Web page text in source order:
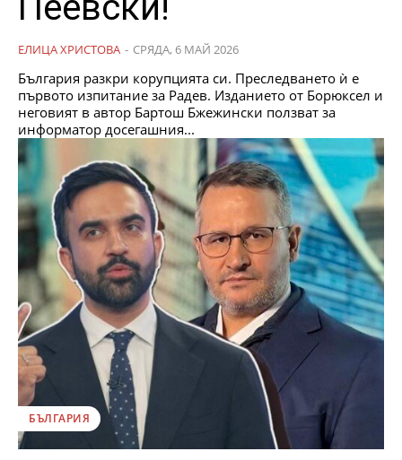
ЕЛИЦА ХРИСТОВА - СРЯДА, 6 МАЙ 2026
България разкри корупцията си. Преследването ѝ е
първото изпитание за Радев. Изданието от Борюксел и
неговият в автор Бартош Бжежински ползват за
информатор досегашния...
БЪЛГАРИЯ